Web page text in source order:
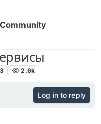
Community
3 2.6k
Log in to reply